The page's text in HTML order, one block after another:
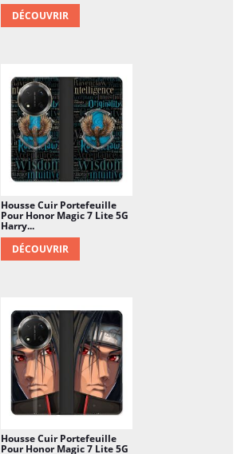
DÉCOUVRIR
Housse Cuir Portefeuille
Pour Honor Magic 7 Lite 5G
Harry...
DÉCOUVRIR
Housse Cuir Portefeuille
Pour Honor Magic 7 Lite 5G